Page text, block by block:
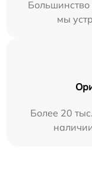
Большинство
мы
Более 20